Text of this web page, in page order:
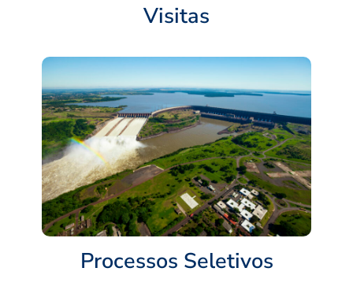
Visitas
Processos Seletivos